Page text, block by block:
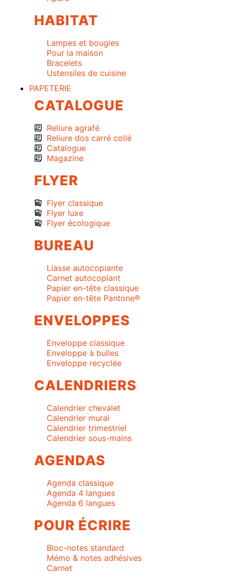
HABITAT
Lampes et bougies
Pour la maison
Bracelets
Ustensiles de cuisine
PAPETERIE
CATALOGUE
Reliure agrafé
Reliure dos carré collé
Catalogue
Magazine
FLYER
Flyer classique
Flyer luxe
Flyer écologique
BUREAU
Liasse autocopiante
Carnet autocopiant
Papier en-tête classique
Papier en-tête Pantone®
ENVELOPPES
Enveloppe classique
Enveloppe à bulles
Enveloppe recyclée
CALENDRIERS
Calendrier chevalet
Calendrier mural
Calendrier trimestriel
Calendrier sous-mains
AGENDAS
Agenda classique
Agenda 4 langues
Agenda 6 langues
POUR ÉCRIRE
Bloc-notes standard
Mémo & notes adhésives
Carnet